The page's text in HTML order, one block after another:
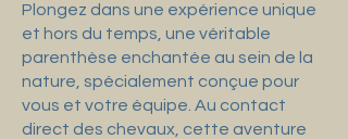
Plongez dans une expérience unique
et hors du temps, une véritable
parenthèse enchantée au sein de la
nature, spécialement conçue pour
vous et votre équipe. Au contact
direct des chevaux, cette aventure